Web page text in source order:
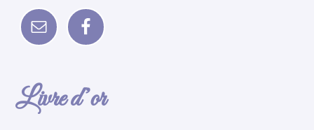
Livre d’or